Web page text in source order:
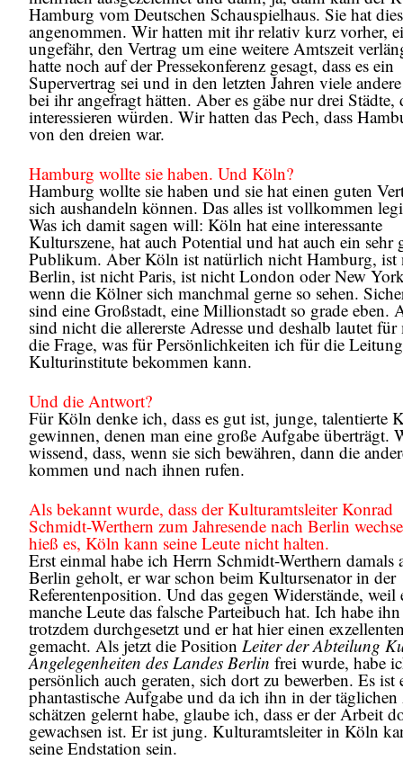
Hamburg vom Deutschen Schauspielhaus. Sie hat
angenommen. Wir hatten mit ihr relativ kurz vorher,
ungefähr, den Vertrag um eine weitere Amtszeit
hatte noch auf der Pressekonferenz gesagt, dass es ein
Supervertrag sei und in den letzten Jahren viele
bei ihr angefragt hätten. Aber es gäbe nur drei Städte,
interessieren würden. Wir hatten das Pech, dass
von den dreien war.
Hamburg wollte sie haben. Und Köln?
Hamburg wollte sie haben und sie hat einen guten
sich aushandeln können. Das alles ist vollkommen
Was ich damit sagen will: Köln hat eine interessante
Kulturszene, hat auch Potential und hat auch ein sehr
Publikum. Aber Köln ist natürlich nicht Hamburg, ist
Berlin, ist nicht Paris, ist nicht London oder New
wenn die Kölner sich manchmal gerne so sehen.
sind eine Großstadt, eine Millionstadt so grade eben.
sind nicht die allererste Adresse und deshalb lautet
die Frage, was für Persönlichkeiten ich für die
Kulturinstitute bekommen kann.
Und die Antwort?
Für Köln denke ich, dass es gut ist, junge, talentierte
gewinnen, denen man eine große Aufgabe überträgt.
wissend, dass, wenn sie sich bewähren, dann die
kommen und nach ihnen rufen.
Als bekannt wurde, dass der Kulturamtsleiter Konrad
Schmidt-Werthern zum Jahresende nach Berlin
hieß es, Köln kann seine Leute nicht halten.
Erst einmal habe ich Herrn Schmidt-Werthern damals
Berlin geholt, er war schon beim Kultursenator in der
Referentenposition. Und das gegen Widerstände, weil
manche Leute das falsche Parteibuch hat. Ich habe ihn
trotzdem durchgesetzt und er hat hier einen
gemacht. Als jetzt die Position Leiter der Abteilung
Angelegenheiten des Landes Berlin frei wurde, habe
persönlich auch geraten, sich dort zu bewerben. Es ist
phantastische Aufgabe und da ich ihn in der
schätzen gelernt habe, glaube ich, dass er der Arbeit
gewachsen ist. Er ist jung. Kulturamtsleiter in Köln
seine Endstation sein.